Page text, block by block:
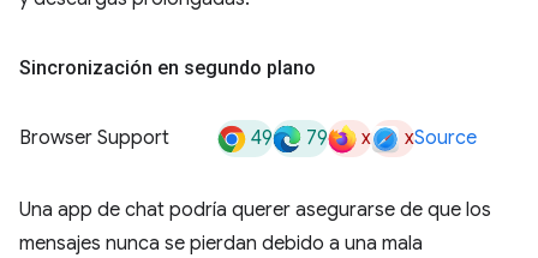
Sincronización en segundo plano
Browser Support 49 79 x xSource
Una app de chat podría querer asegurarse de que los
mensajes nunca se pierdan debido a una mala